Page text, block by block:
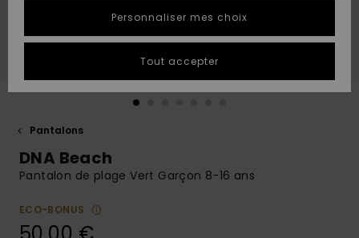
tailles
conversation
à votre
question.
Pantalons
DNA Beach
Pantalon de plage Vert Garçon 8-16 ans
ECO-BONUS
Personnaliser mes choix
Tout accepter